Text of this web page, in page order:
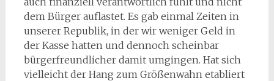
dem Bürger auflastet. Es gab einmal Zeiten in
unserer Republik, in der wir weniger Geld in
der Kasse hatten und dennoch scheinbar
bürgerfreundlicher damit umgingen. Hat sich
vielleicht der Hang zum Größenwahn etabliert